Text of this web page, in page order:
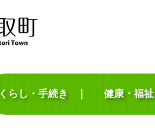
くらし・手続き 健康・福祉